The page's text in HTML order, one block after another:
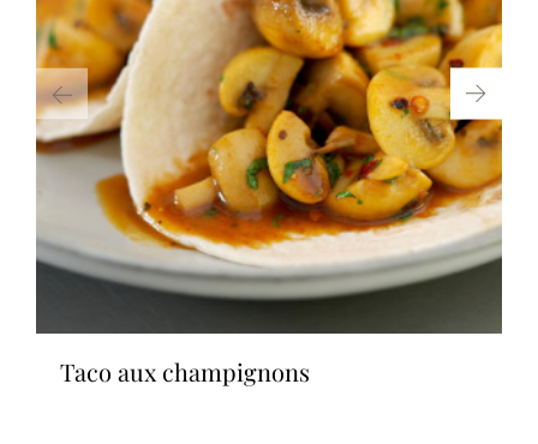
taco aux champignons